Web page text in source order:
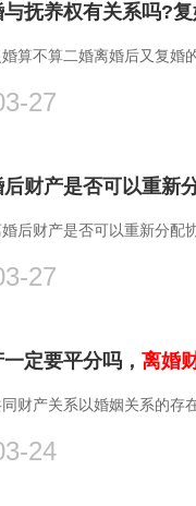
抚养权有关系吗?
算不算二婚离婚后又复婚
27
后财产是否可以重新分配
27
定要平分吗， 离婚
财产关系以婚姻关系的存
24